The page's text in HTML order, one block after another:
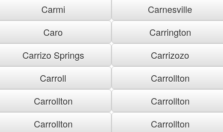
Carmi
Carnesville
Caro
Carrington
Carrizo Springs
Carrizozo
Carroll
Carrollton
Carrollton
Carrollton
Carrollton
Carrollton